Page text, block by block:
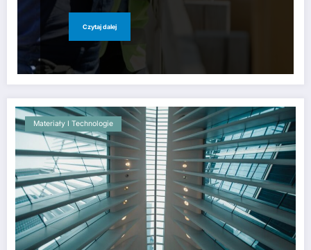
Czytaj dalej
Materiały I Technologie